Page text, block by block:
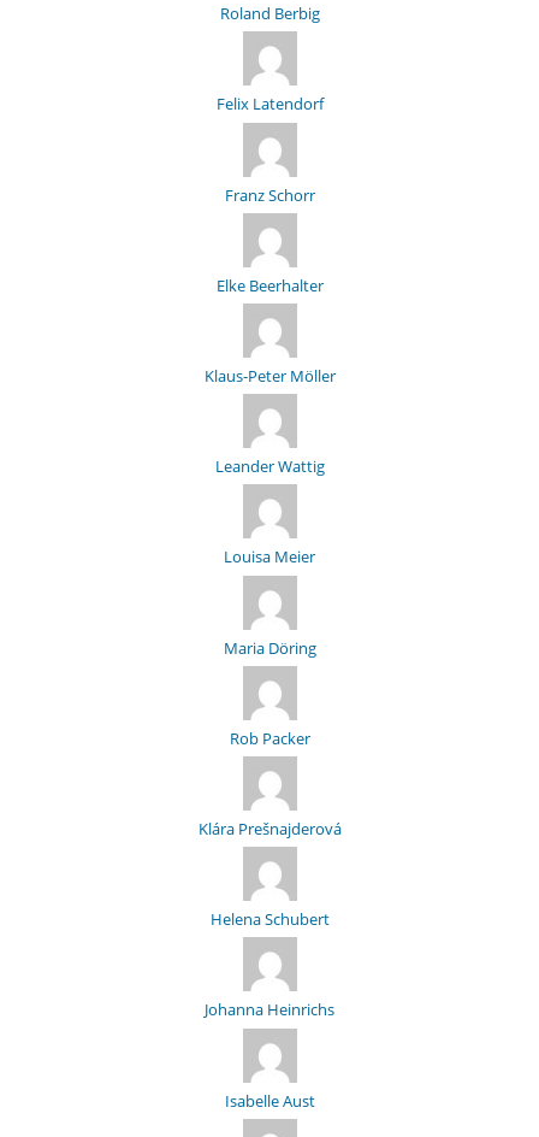
Roland Berbig
Felix Latendorf
Franz Schorr
Elke Beerhalter
Klaus-Peter Möller
Leander Wattig
Louisa Meier
Maria Döring
Rob Packer
Klára Prešnajderová
Helena Schubert
Johanna Heinrichs
Isabelle Aust